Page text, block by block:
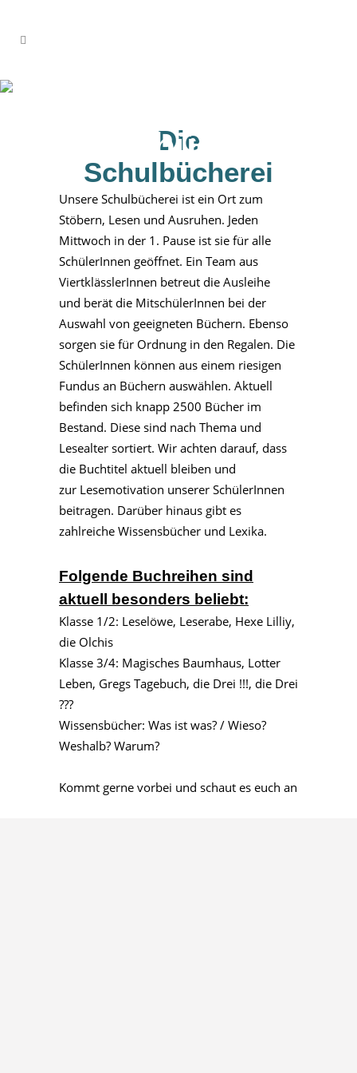
Schulbücherei
Die
Schulbücherei
Unsere Schulbücherei ist ein Ort zum
Stöbern, Lesen und Ausruhen. Jeden
Mittwoch in der 1. Pause ist sie für alle
SchülerInnen geöffnet. Ein Team aus
ViertklässlerInnen betreut die Ausleihe
und berät die MitschülerInnen bei der
Auswahl von geeigneten Büchern. Ebenso
sorgen sie für Ordnung in den Regalen. Die
SchülerInnen können aus einem riesigen
Fundus an Büchern auswählen. Aktuell
befinden sich knapp 2500 Bücher im
Bestand. Diese sind nach Thema und
Lesealter sortiert. Wir achten darauf, dass
die Buchtitel aktuell bleiben und
zur Lesemotivation unserer SchülerInnen
beitragen. Darüber hinaus gibt es
zahlreiche Wissensbücher und Lexika.
Folgende Buchreihen sind
aktuell besonders beliebt:
Klasse 1/2: Leselöwe, Leserabe, Hexe Lilliy,
die Olchis
Klasse 3/4: Magisches Baumhaus, Lotter
Leben, Gregs Tagebuch, die Drei !!!, die Drei
???
Wissensbücher: Was ist was? / Wieso?
Weshalb? Warum?
Kommt gerne vorbei und schaut es euch an